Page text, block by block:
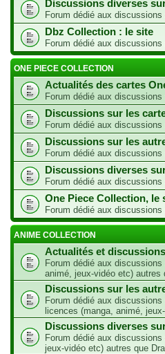
Discussions diverses
Forum dédié aux
Dbz Collection : le site
Forum dédié aux
ONE PIECE COLLECTION
Actualités des cartes
Forum dédié aux
Discussions sur les
Forum dédié aux
Discussions sur les
Forum dédié aux
Discussions diverses
Forum dédié aux
One Piece Collection, le
Forum dédié aux
ANIME COLLECTION
Actualités et
Forum dédié aux
animé, jeux-vidéo etc) autres
Discussions sur les
Forum dédié aux
licences (manga, animé,
Discussions diverses
Forum dédié aux
jeux-vidéo etc) autres que